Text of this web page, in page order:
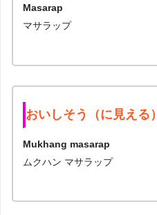
Masarap
マサラップ
おいしそう（に見える）
Mukhang masarap
ムクハン マサラップ